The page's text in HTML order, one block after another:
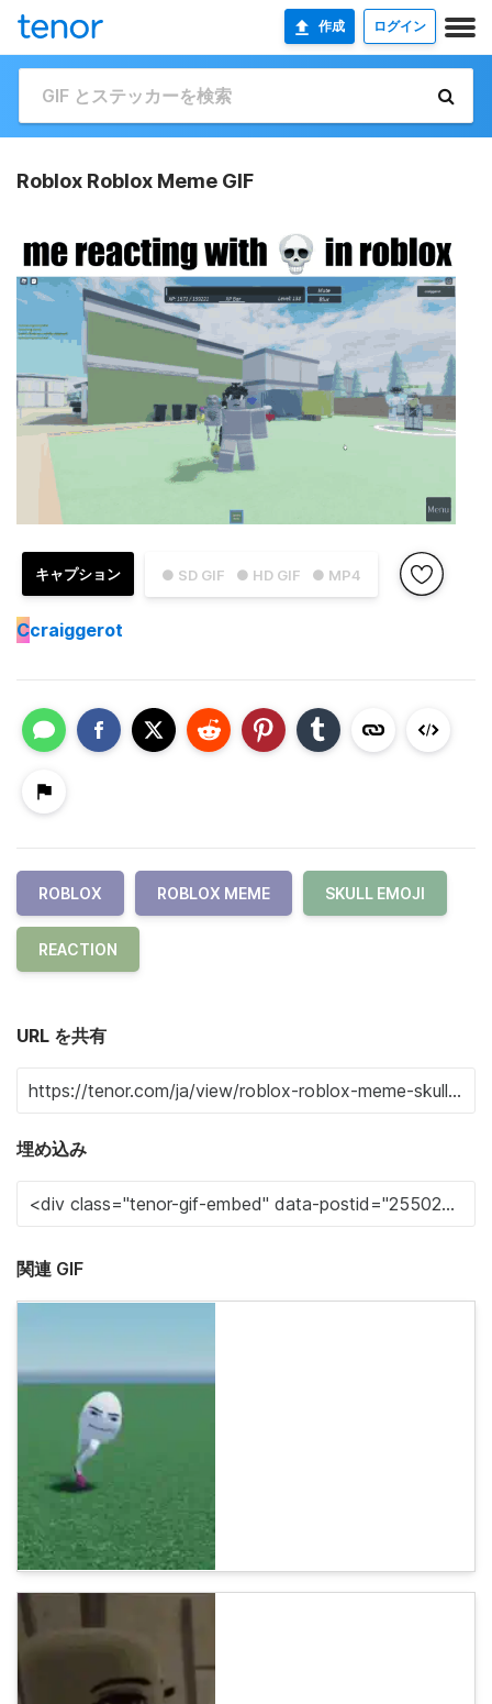
作成 ログイン
Roblox Roblox Meme GIF
● SD GIF ● HD GIF ● MP4
キャプション
Ccraiggerot
ROBLOX ROBLOX MEME SKULL EMOJI
REACTION
URL を共有
埋め込み
関連 GIF